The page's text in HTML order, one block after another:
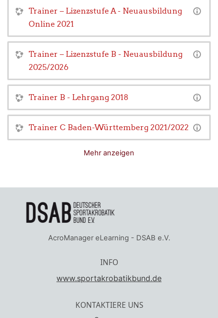
Trainer – Lizenzstufe A - Neuausbildung
Online 2021
Trainer – Lizenzstufe B - Neuausbildung
2025/2026
Trainer B - Lehrgang 2018
Trainer C Baden-Württemberg 2021/2022
Mehr anzeigen
AcroManager eLearning - DSAB e.V.
INFO
www.sportakrobatikbund.de
KONTAKTIERE UNS